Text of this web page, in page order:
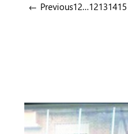
← Previous12…12131415